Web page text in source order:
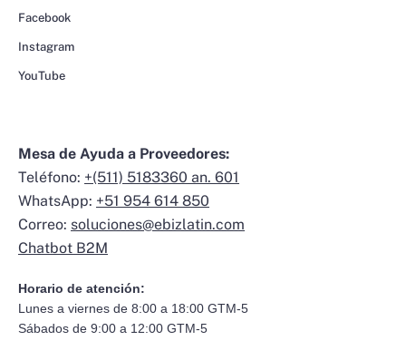
Facebook
Instagram
YouTube
Mesa de Ayuda a Proveedores:
Teléfono: +(511) 5183360 an. 601
WhatsApp: +51 954 614 850
Correo: soluciones@ebizlatin.com
Chatbot B2M
Horario de atención:
Lunes a viernes de 8:00 a 18:00 GTM-5
Sábados de 9:00 a 12:00 GTM-5